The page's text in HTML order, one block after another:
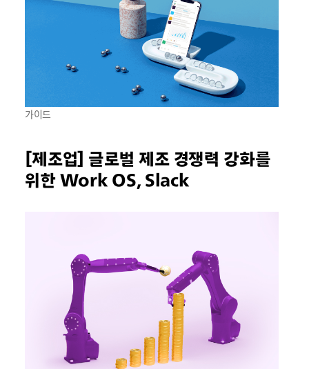
가이드
[제조업] 글로벌 제조 경쟁력 강화를
위한 Work OS, Slack